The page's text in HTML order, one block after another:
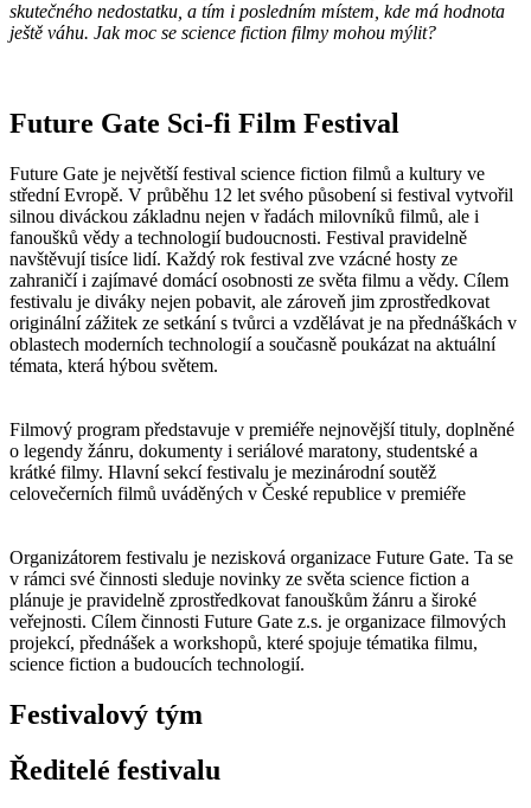
skutečného nedostatku, a tím i posledním místem, kde má hodnota
ještě váhu. Jak moc se science fiction filmy mohou mýlit?
Future Gate Sci-fi Film Festival
Future Gate je největší festival science fiction filmů a kultury ve
střední Evropě. V průběhu 12 let svého působení si festival vytvořil
silnou diváckou základnu nejen v řadách milovníků filmů, ale i
fanoušků vědy a technologií budoucnosti. Festival pravidelně
navštěvují tisíce lidí. Každý rok festival zve vzácné hosty ze
zahraničí i zajímavé domácí osobnosti ze světa filmu a vědy. Cílem
festivalu je diváky nejen pobavit, ale zároveň jim zprostředkovat
originální zážitek ze setkání s tvůrci a vzdělávat je na přednáškách v
oblastech moderních technologií a současně poukázat na aktuální
témata, která hýbou světem.
Filmový program představuje v premiéře nejnovější tituly, doplněné
o legendy žánru, dokumenty i seriálové maratony, studentské a
krátké filmy. Hlavní sekcí festivalu je mezinárodní soutěž
celovečerních filmů uváděných v České republice v premiéře
Organizátorem festivalu je nezisková organizace Future Gate. Ta se
v rámci své činnosti sleduje novinky ze světa science fiction a
plánuje je pravidelně zprostředkovat fanouškům žánru a široké
veřejnosti. Cílem činnosti Future Gate z.s. je organizace filmových
projekcí, přednášek a workshopů, které spojuje tématika filmu,
science fiction a budoucích technologií.
Festivalový tým
Ředitelé festivalu